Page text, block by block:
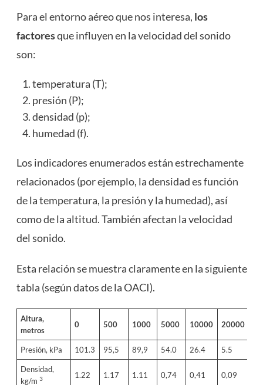
Para el entorno aéreo que nos interesa, los
factoresque influyen en la velocidad del sonido
son:
temperatura (T);
presión (P);
densidad (p);
humedad (f).
Los indicadores enumerados están estrechamente
relacionados (por ejemplo, la densidad es función
de latemperatura, la presión y la humedad), así
como de la altitud. También afectan la velocidad
del sonido.
Esta relación se muestra claramente en la siguiente
tabla (según datos de la OACI).
Altura,
metros
0 500 1000 5000 10000 20000
Presión, kPa 101.3 95,5 89,9 54.0 26.4 5.5
Densidad,
kg/m 3 1.22 1.17 1.11 0,74 0,41 0,09